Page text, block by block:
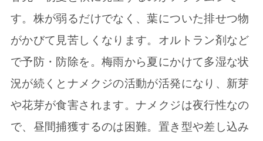
す。株が弱るだけでなく、葉についた排せつ物
がかびて見苦しくなります。オルトラン剤など
で予防・防除を。梅雨から夏にかけて多湿な状
況が続くとナメクジの活動が活発になり、新芽
や花芽が食害されます。ナメクジは夜行性なの
で、昼間捕獲するのは困難。置き型や差し込み